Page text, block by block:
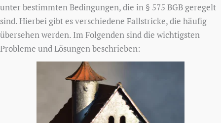
unter bestimmten Bedingungen, die in § 575 BGB geregelt
sind. Hierbei gibt es verschiedene Fallstricke, die häufig
übersehen werden. Im Folgenden sind die wichtigsten
Probleme und Lösungen beschrieben: